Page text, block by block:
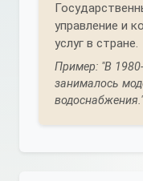
управление и
услуг в стране.
Пример: "В
занималось
водоснабжения."